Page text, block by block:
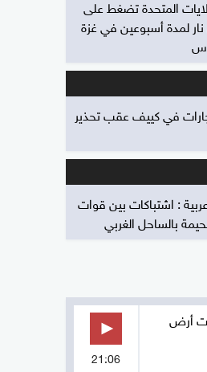
المتحدة تضغط على
لمدة أسبوعين في غزة
في كييف عقب تحذير
: اشتباكات بين قوات
بالساحل الغربي
أرض
21:06